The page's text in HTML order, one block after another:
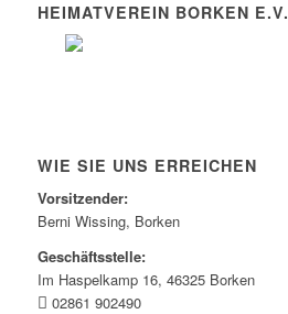
HEIMATVEREIN BORKEN E.V.
WIE SIE UNS ERREICHEN
Vorsitzender:
Berni Wissing, Borken
Geschäftsstelle:
Im Haspelkamp 16, 46325 Borken
02861 902490